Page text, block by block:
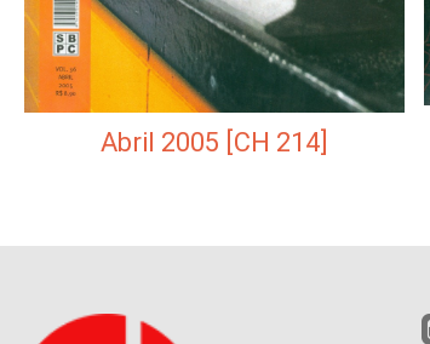
Abril 2005 [CH 214]